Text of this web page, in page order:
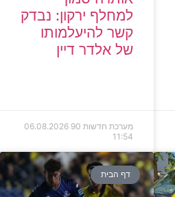
למחלף ירקון: נבדק
קשר להיעלמותו
של אלדר דיין
מערכת חדשות 90
06.08.2026
11:54
דף הבית